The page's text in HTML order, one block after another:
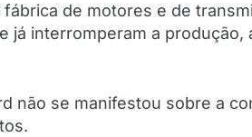
de motores e de
já interromperam a
não se manifestou sobre a